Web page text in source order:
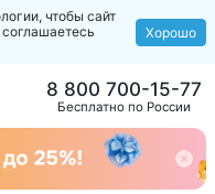
чтобы сайт
Хорошо
Бесплатно по России
8 800 700-15-77